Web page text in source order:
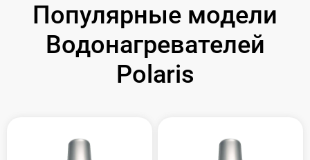
Популярные модели
Водонагревателей
Polaris